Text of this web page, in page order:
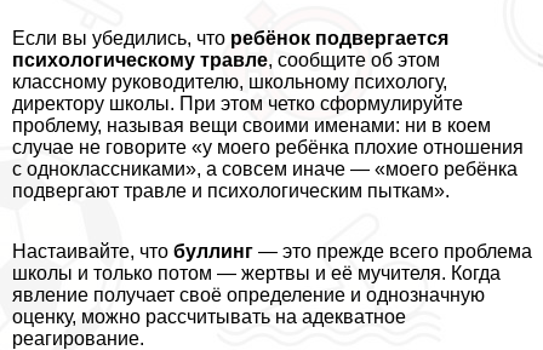
Если вы убедились, что ребёнок подвергается
психологическому травле, сообщите об этом
классному руководителю, школьному психологу,
директору школы. При этом четко сформулируйте
проблему, называя вещи своими именами: ни в коем
случае не говорите «у моего ребёнка плохие отношения
с одноклассниками», а совсем иначе — «моего ребёнка
подвергают травле и психологическим пыткам».
Настаивайте, что буллинг — это прежде всего проблема
школы и только потом — жертвы и её мучителя. Когда
явление получает своё определение и однозначную
оценку, можно рассчитывать на адекватное
реагирование.